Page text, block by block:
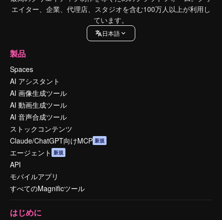
エイター、企業、代理店、スタジオを含む100万人以上が利用し
ています。
日本語
製品
Spaces
AI アシスタント
AI 画像生成ツール
AI 動画生成ツール
AI 音声合成ツール
ストックコンテンツ
Claude/ChatGPT向けMCP 新規
エージェント 新規
API
モバイルアプリ
すべてのMagnificツール
はじめに